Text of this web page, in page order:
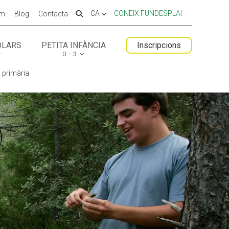
Blog Contacta CA CONEIX FUNDESPLAI
PETITA INFÀNCIA
0 – 3
Inscripcions
primària
FORMACIÓ
SUPORT TERCER SECTOR
Fes voluntariat